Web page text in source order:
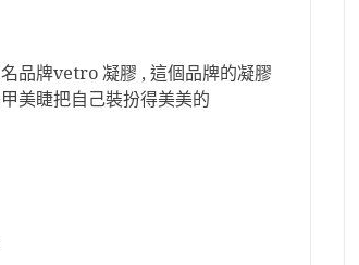
品牌vetro 凝膠 , 這個品牌的凝膠
美睫把自己裝扮得美美的